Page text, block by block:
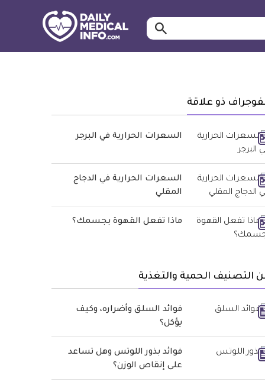
ابحث…
ذو علاقة
السعرات الحرارية في البرجر
السعرات الحرارية في الدجاج
المقلي
ماذا تفعل القهوة بجسمك؟
التصنيف الحمية والتغذية
فوائد السلق وأضراره، وكيف
يؤكل؟
فوائد بذور اللوتس وهل تساعد
على إنقاص الوزن؟